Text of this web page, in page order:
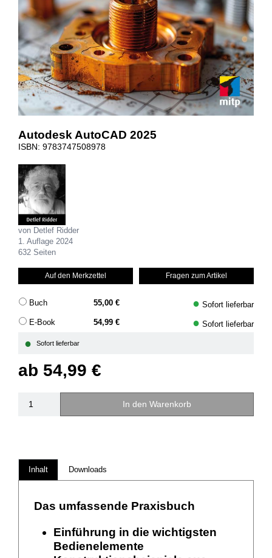
Autodesk AutoCAD 2025
ISBN: 9783747508978
von Detlef Ridder
1. Auflage 2024
632 Seiten
Auf den Merkzettel Fragen zum Artikel
Buch 55,00 € ● Sofort lieferbar
E-Book 54,99 € ● Sofort lieferbar
● Sofort lieferbar
ab 54,99 €
In den Warenkorb
Inhalt Downloads
Das umfassende Praxisbuch
Einführung in die wichtigsten
Bedienelemente